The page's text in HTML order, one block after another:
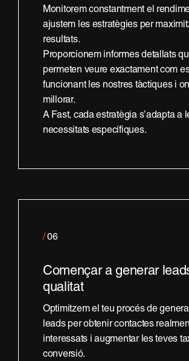
Monitorem constantment el
ajustem les estratègies per
resultats.
Proporcionem informes detallats
permeten veure exactament com
funcionant les nostres tàctiques i
millorar.
A Fast, cada estratègia s’adapta a
necessitats específiques.
/ 06
Començar a generar
qualitat
Optimitzem el teu procés de
leads per obtenir contactes
interessats i augmentar les teves
conversió.